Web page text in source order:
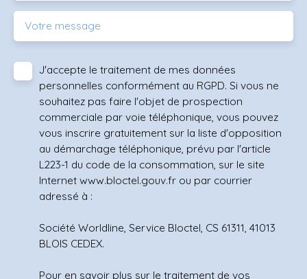
Votre message
J'accepte le traitement de mes données
personnelles conformément au RGPD. Si vous ne
souhaitez pas faire l'objet de prospection
commerciale par voie téléphonique, vous pouvez
vous inscrire gratuitement sur la liste d'opposition
au démarchage téléphonique, prévu par l'article
L223-1 du code de la consommation, sur le site
Internet www.bloctel.gouv.fr ou par courrier
adressé à :
Société Worldline, Service Bloctel, CS 61311, 41013
BLOIS CEDEX.
Pour en savoir plus sur le traitement de vos